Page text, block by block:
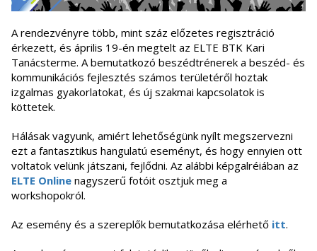
A rendezvényre több, mint száz előzetes regisztráció
érkezett, és április 19-én megtelt az ELTE BTK Kari
Tanácsterme. A bemutatkozó beszédtrénerek a beszéd- és
kommunikációs fejlesztés számos területéről hoztak
izgalmas gyakorlatokat, és új szakmai kapcsolatok is
köttetek.
Hálásak vagyunk, amiért lehetőségünk nyílt megszervezni
ezt a fantasztikus hangulatú eseményt, és hogy ennyien ott
voltatok velünk játszani, fejlődni. Az alábbi képgalréiában az
ELTE Online nagyszerű fotóit osztjuk meg a
workshopokról.
Az esemény és a szereplők bemutatkozása elérhető itt.